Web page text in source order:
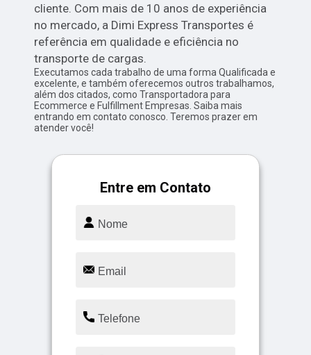
cliente. Com mais de 10 anos de experiência
no mercado, a Dimi Express Transportes é
referência em qualidade e eficiência no
transporte de cargas.
Executamos cada trabalho de uma forma Qualificada e
excelente, e também oferecemos outros trabalhamos,
além dos citados, como Transportadora para
Ecommerce e Fulfillment Empresas. Saiba mais
entrando em contato conosco. Teremos prazer em
atender você!
Entre em Contato